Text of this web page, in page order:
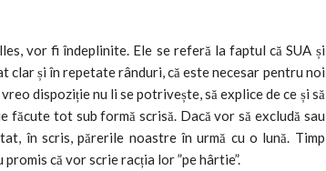
vor fi îndeplinite. Ele se referă la faptul că SUA și
clar și în repetate rânduri, că este necesar pentru noi
dispoziție nu li se potrivește, să explice de ce și să
făcute tot sub formă scrisă. Dacă vor să excludă sau
în scris, părerile noastre în urmă cu o lună. Timp
că vor scrie racția lor ”pe hârtie”.